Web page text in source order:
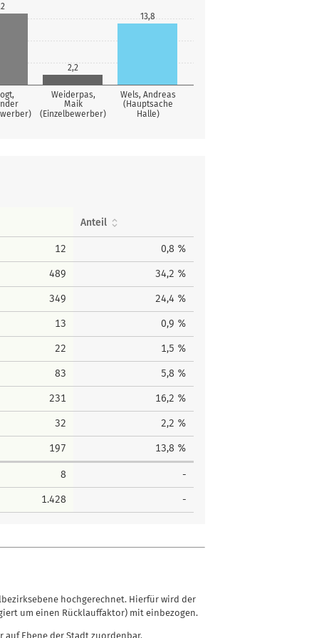
Weiderpas,
Maik
(Einzelbewerber)
Wels, Andreas
(Hauptsache
Halle)
2,2
13,8
Anteil
12 0,8 %
489 34,2 %
349 24,4 %
13 0,9 %
22 1,5 %
83 5,8 %
231 16,2 %
32 2,2 %
197 13,8 %
8 -
1.428 -
hochgerechnet. Hierfür wird der
um einen Rücklauffaktor) mit einbezogen.
Ebene der Stadt zuordenbar.